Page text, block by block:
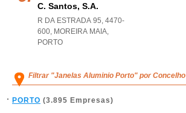
C. Santos, S.a.
R DA ESTRADA 95, 4470-
600, MOREIRA MAIA,
PORTO
Filtrar "Janelas Aluminio Porto" por Concelho
PORTO (3.895 Empresas)